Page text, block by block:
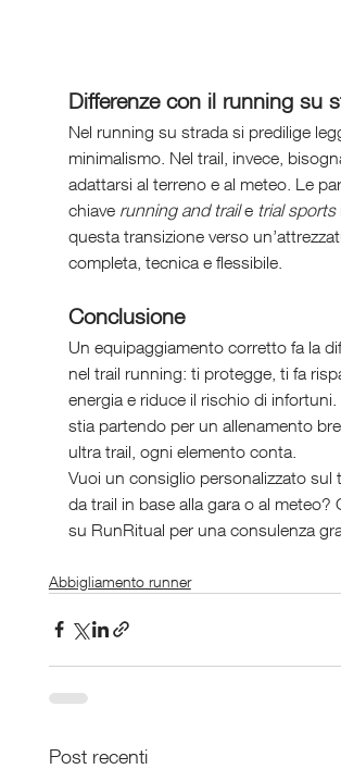
Differenze con il running su
Nel running su strada si predilige
minimalismo. Nel trail, invece,
adattarsi al terreno e al meteo. Le
chiave running and trail e trial sports
questa transizione verso
completa, tecnica e flessibile.
Conclusione
Un equipaggiamento corretto fa la
nel trail running: ti protegge, ti fa
energia e riduce il rischio di
stia partendo per un allenamento
ultra trail, ogni elemento conta.
Vuoi un consiglio personalizzato sul
da trail in base alla gara o al meteo?
su RunRitual per una consulenza
Abbigliamento runner
Post recenti